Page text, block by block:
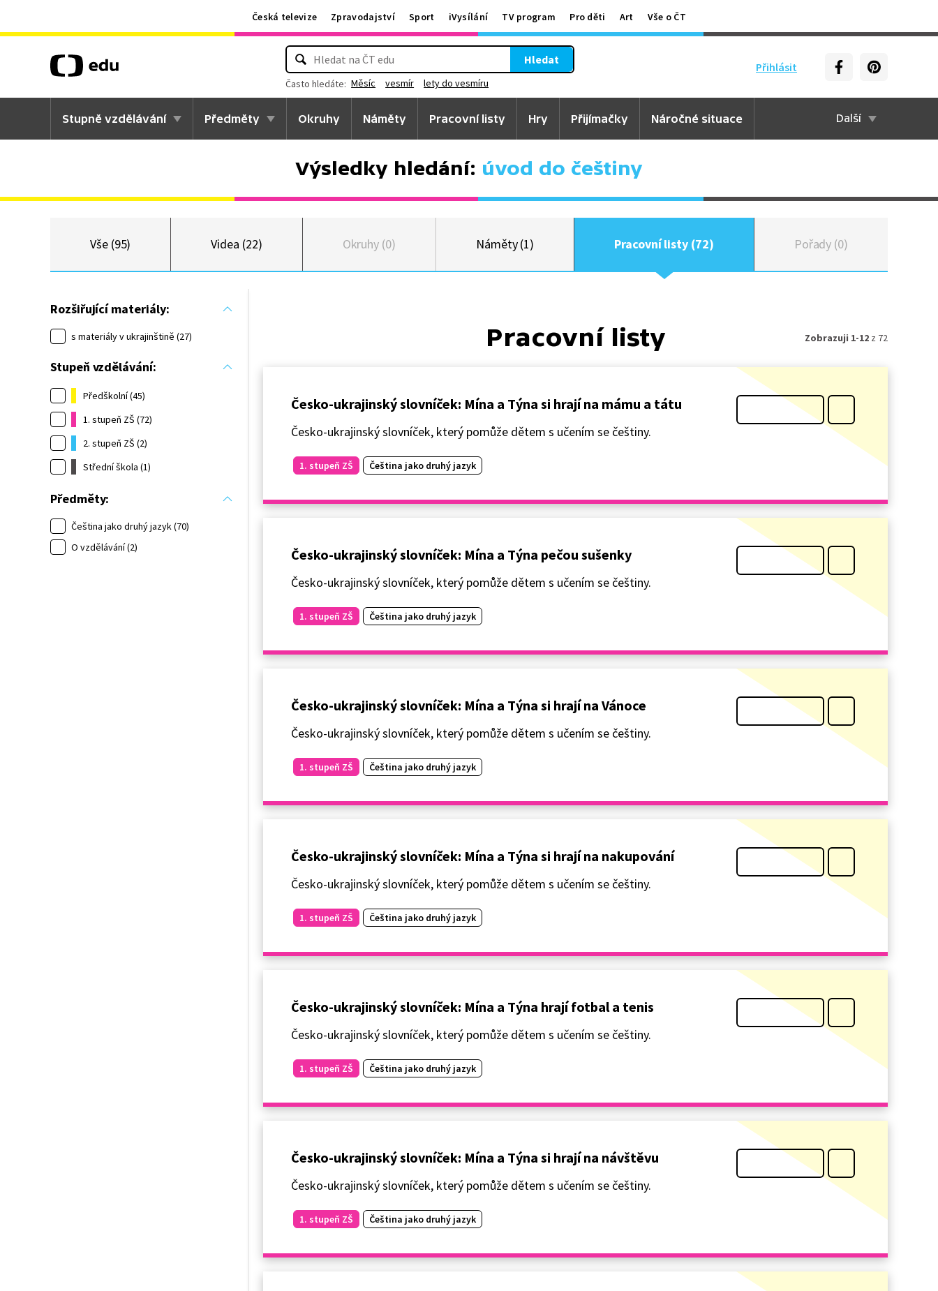
Česká televize Zpravodajství Sport iVysílání TV program Pro děti Art Vše o ČT
Přihlásit
Hledat
Často hledáte: Měsíc vesmír lety do vesmíru
Stupně vzdělávání Předměty Okruhy Náměty Pracovní listy Hry Přijímačky Náročné situace Další
Výsledky hledání: úvod do češtiny
Vše (95) Videa (22) Okruhy (0) Náměty (1) Pracovní listy (72) Pořady (0)
Rozšiřující materiály:
s materiály v ukrajinštině (27)
Stupeň vzdělávání:
Předškolní (45)
1. stupeň ZŠ (72)
2. stupeň ZŠ (2)
Střední škola (1)
Předměty:
Čeština jako druhý jazyk (70)
O vzdělávání (2)
Pracovní listy Zobrazuji 1-12 z 72
Česko-ukrajinský slovníček: Mína a Týna si hrají na mámu a tátu
Česko-ukrajinský slovníček, který pomůže dětem s učením se češtiny.
1. stupeň ZŠ Čeština jako druhý jazyk
Česko-ukrajinský slovníček: Mína a Týna pečou sušenky
Česko-ukrajinský slovníček, který pomůže dětem s učením se češtiny.
1. stupeň ZŠ Čeština jako druhý jazyk
Česko-ukrajinský slovníček: Mína a Týna si hrají na Vánoce
Česko-ukrajinský slovníček, který pomůže dětem s učením se češtiny.
1. stupeň ZŠ Čeština jako druhý jazyk
Česko-ukrajinský slovníček: Mína a Týna si hrají na nakupování
Česko-ukrajinský slovníček, který pomůže dětem s učením se češtiny.
1. stupeň ZŠ Čeština jako druhý jazyk
Česko-ukrajinský slovníček: Mína a Týna hrají fotbal a tenis
Česko-ukrajinský slovníček, který pomůže dětem s učením se češtiny.
1. stupeň ZŠ Čeština jako druhý jazyk
Česko-ukrajinský slovníček: Mína a Týna si hrají na návštěvu
Česko-ukrajinský slovníček, který pomůže dětem s učením se češtiny.
1. stupeň ZŠ Čeština jako druhý jazyk